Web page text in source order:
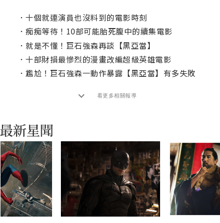
． 十個就連演員也沒料到的電影時刻
． 痴痴等待！10部可能胎死腹中的續集電影
． 就是不懂！巨石強森再談【黑亞當】
． 十部財損最慘烈的漫畫改編超級英雄電影
． 尷尬！巨石強森一動作暴露【黑亞當】有多失敗
看更多相關報導